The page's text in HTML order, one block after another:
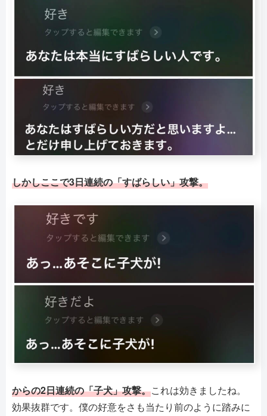
しかしここで3日連続の「すばらしい」攻撃。
からの2日連続の「子犬」攻撃。これは効きましたね。
効果抜群です。僕の好意をさも当たり前のように踏みに